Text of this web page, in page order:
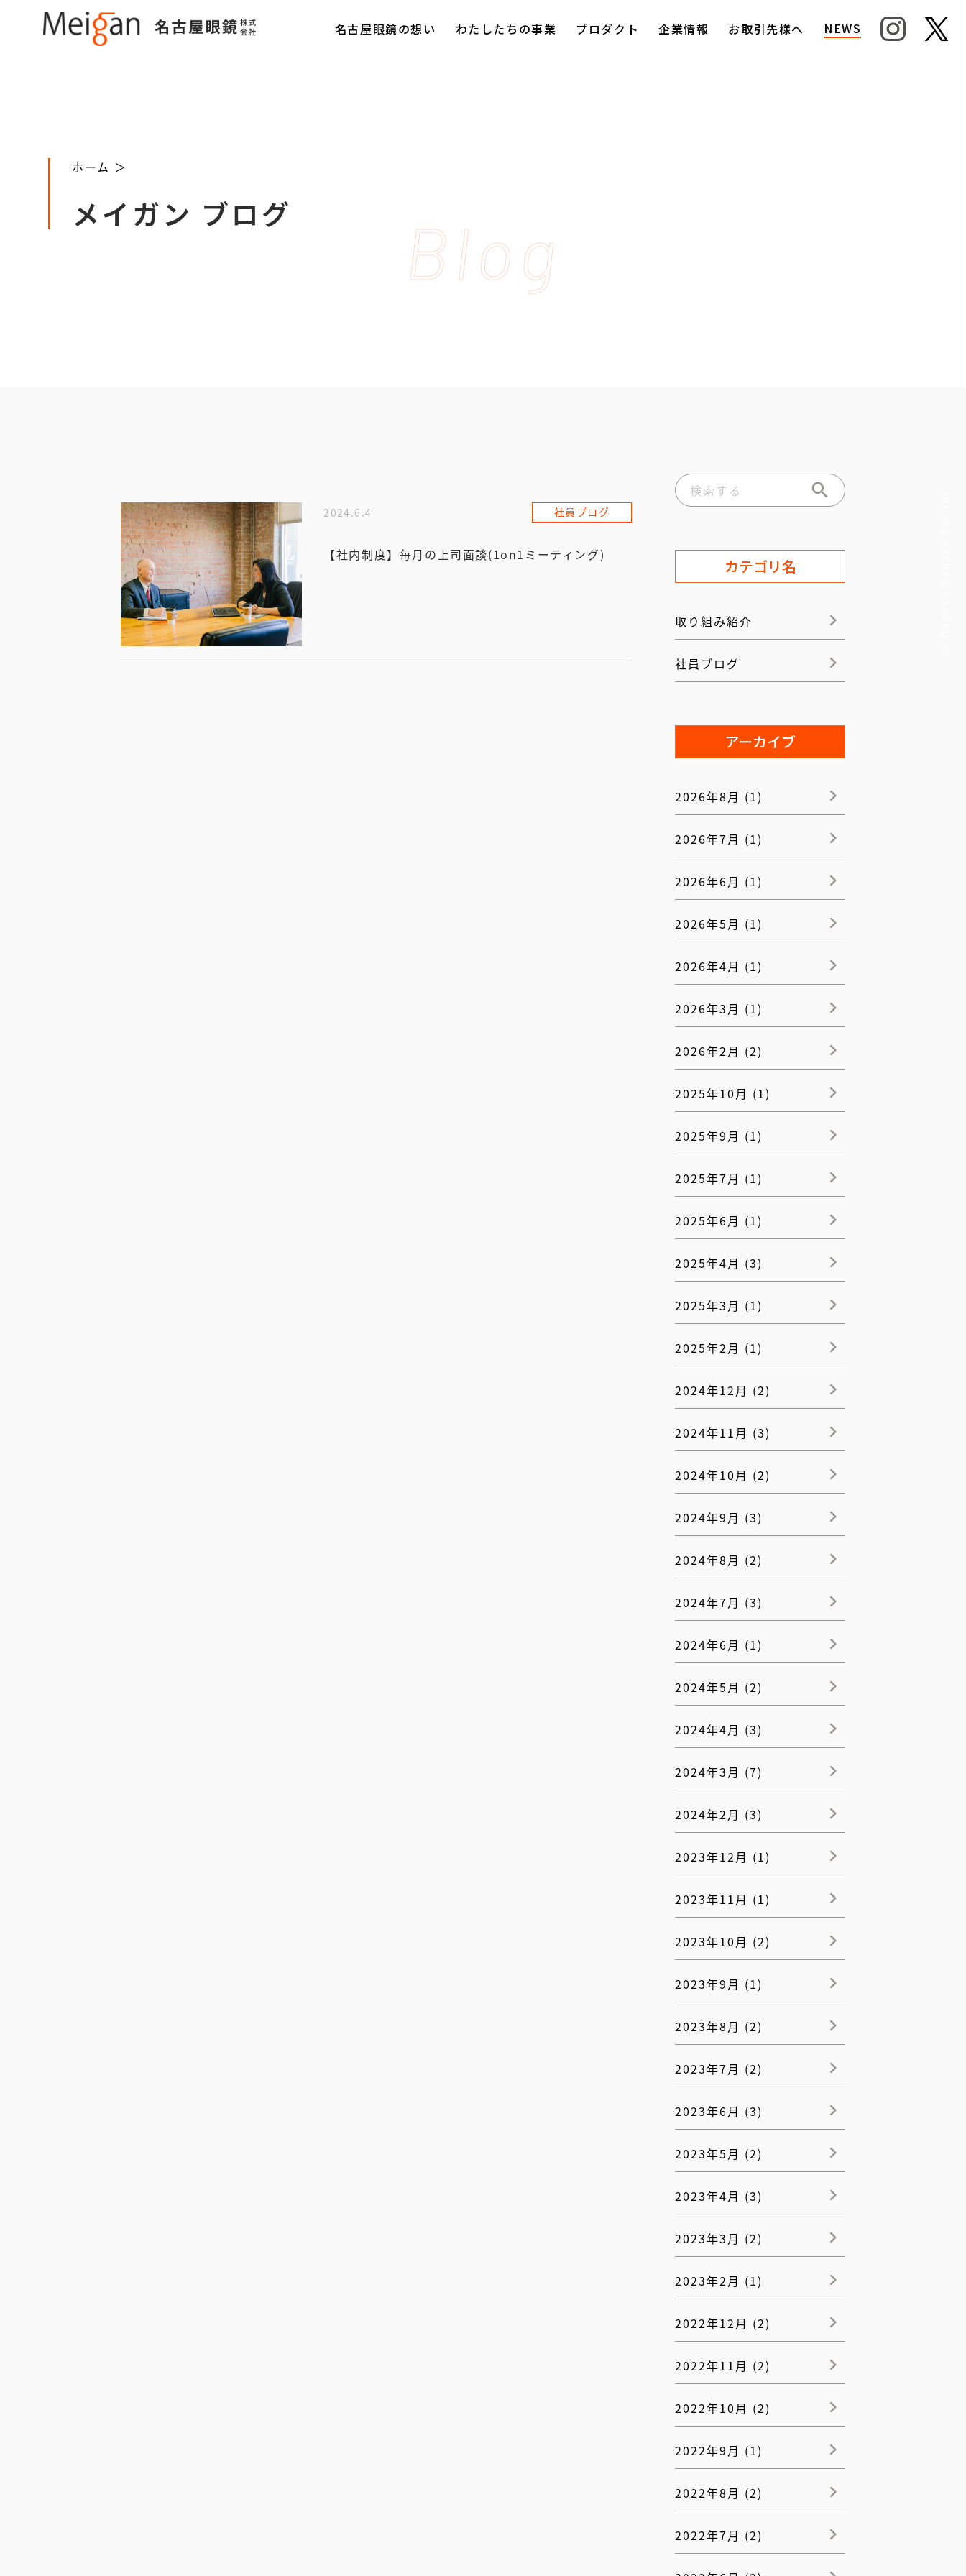
名古屋眼鏡の想い わたしたちの事業 プロダクト 企業情報 お取引先様へ NEWS
Blog
ホーム ＞
メイガン ブログ
2024.6.4 社員ブログ
【社内制度】毎月の上司面談(1on1ミーティング)
カテゴリ名
取り組み紹介
社員ブログ
アーカイブ
2026年8月 (1)
2026年7月 (1)
2026年6月 (1)
2026年5月 (1)
2026年4月 (1)
2026年3月 (1)
2026年2月 (2)
2025年10月 (1)
2025年9月 (1)
2025年7月 (1)
2025年6月 (1)
2025年4月 (3)
2025年3月 (1)
2025年2月 (1)
2024年12月 (2)
2024年11月 (3)
2024年10月 (2)
2024年9月 (3)
2024年8月 (2)
2024年7月 (3)
2024年6月 (1)
2024年5月 (2)
2024年4月 (3)
2024年3月 (7)
2024年2月 (3)
2023年12月 (1)
2023年11月 (1)
2023年10月 (2)
2023年9月 (1)
2023年8月 (2)
2023年7月 (2)
2023年6月 (3)
2023年5月 (2)
2023年4月 (3)
2023年3月 (2)
2023年2月 (1)
2022年12月 (2)
2022年11月 (2)
2022年10月 (2)
2022年9月 (1)
2022年8月 (2)
2022年7月 (2)